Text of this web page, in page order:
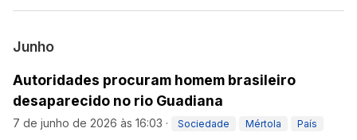
Junho
Autoridades procuram homem brasileiro
desaparecido no rio Guadiana
7 de junho de 2026 às 16:03 · Sociedade Mértola País